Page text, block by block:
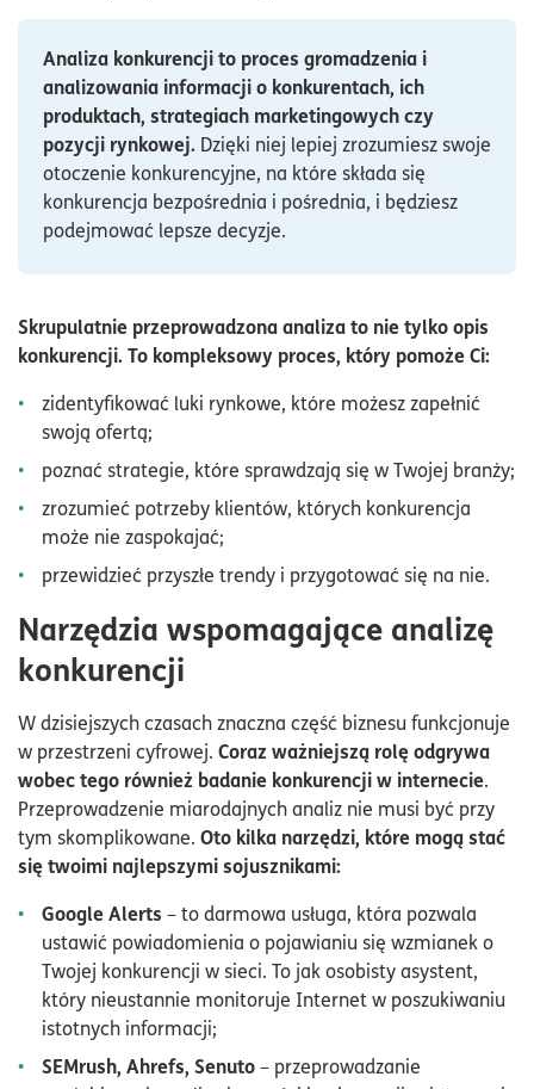
Analiza konkurencji to proces gromadzenia i
analizowania informacji o konkurentach, ich
produktach, strategiach marketingowych czy
pozycji rynkowej. Dzięki niej lepiej zrozumiesz swoje
otoczenie konkurencyjne, na które składa się
konkurencja bezpośrednia i pośrednia, i będziesz
podejmować lepsze decyzje.
Skrupulatnie przeprowadzona analiza to nie tylko opis
konkurencji. To kompleksowy proces, który pomoże Ci:
zidentyfikować luki rynkowe, które możesz zapełnić
swoją ofertą;
poznać strategie, które sprawdzają się w Twojej branży;
zrozumieć potrzeby klientów, których konkurencja
może nie zaspokajać;
przewidzieć przyszłe trendy i przygotować się na nie.
Narzędzia wspomagające analizę
konkurencji
W dzisiejszych czasach znaczna część biznesu funkcjonuje
w przestrzeni cyfrowej. Coraz ważniejszą rolę odgrywa
wobec tego również badanie konkurencji w internecie.
Przeprowadzenie miarodajnych analiz nie musi być przy
tym skomplikowane. Oto kilka narzędzi, które mogą stać
się twoimi najlepszymi sojusznikami:
Google Alerts – to darmowa usługa, która pozwala
ustawić powiadomienia o pojawianiu się wzmianek o
Twojej konkurencji w sieci. To jak osobisty asystent,
który nieustannie monitoruje Internet w poszukiwaniu
istotnych informacji;
SEMrush, Ahrefs, Senuto– przeprowadzanie